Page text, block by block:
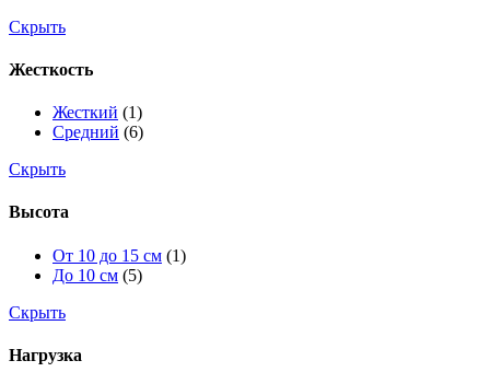
Скрыть
Жесткость
Жесткий (1)
Средний (6)
Скрыть
Высота
От 10 до 15 см (1)
До 10 см (5)
Скрыть
Нагрузка